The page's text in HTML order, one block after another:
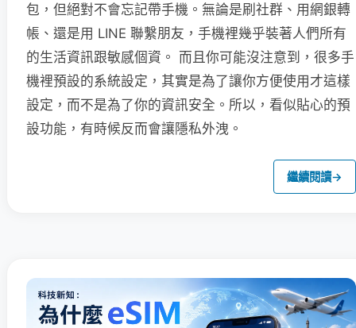
包，但絕對不會忘記帶手機。無論是刷社群、用網銀轉
帳、還是用 LINE 聯繫朋友，手機裡幾乎裝著人們所有
的生活資訊跟敏感個資。 而且你可能沒注意到，很多手
機裡預設的系統設定，其實是為了讓你方便使用才這樣
設定，而不是為了你的資訊安全。所以，看似貼心的預
設功能，有時候反而會讓隱私外洩。
繼續閱讀→